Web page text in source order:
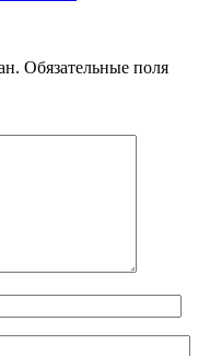
Обязательные поля